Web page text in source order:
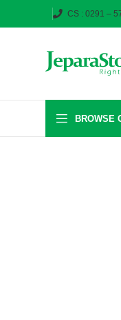
CS : 0291 –
BROWSE